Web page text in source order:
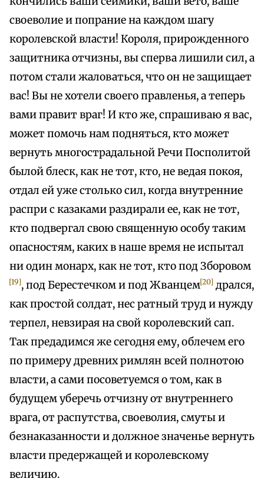
своеволие и попрание на каждом шагу
королевской власти! Короля, прирожденного
защитника отчизны, вы сперва лишили сил, а
потом стали жаловаться, что он не защищает
вас! Вы не хотели своего правленья, а теперь
вами правит враг! И кто же, спрашиваю я вас,
может помочь нам подняться, кто может
вернуть многострадальной Речи Посполитой
былой блеск, как не тот, кто, не ведая покоя,
отдал ей уже столько сил, когда внутренние
распри с казаками раздирали ее, как не тот,
кто подвергал свою священную особу таким
опасностям, каких в наше время не испытал
ни один монарх, как не тот, кто под Зборовом
[19], под Берестечком и под Жванцем[20] дрался,
как простой солдат, нес ратный труд и нужду
терпел, невзирая на свой королевский сап.
Так предадимся же сегодня ему, облечем его
по примеру древних римлян всей полнотою
власти, а сами посоветуемся о том, как в
будущем уберечь отчизну от внутреннего
врага, от распутства, своеволия, смуты и
безнаказанности и должное значенье вернуть
власти предержащей и королевскому
величию.